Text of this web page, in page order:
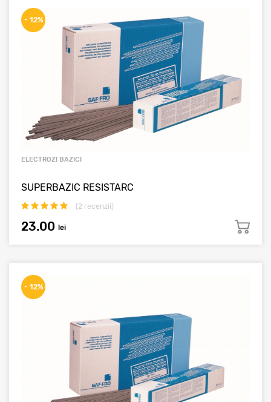
- 12%
ELECTROZI BAZICI
SUPERBAZIC RESISTARC
(2 recenzii)
23.00 lei
- 12%